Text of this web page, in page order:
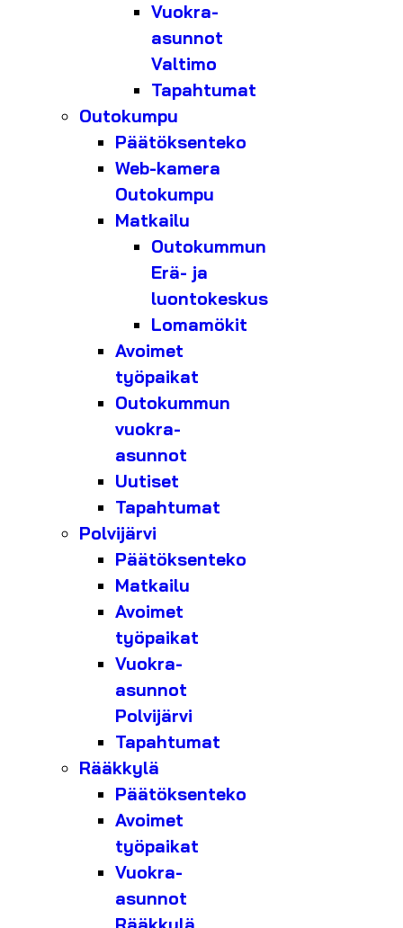
Vuokra-
asunnot
Valtimo
Tapahtumat
Outokumpu
Päätöksenteko
Web-kamera
Outokumpu
Matkailu
Outokummun
Erä- ja
luontokeskus
Lomamökit
Avoimet
työpaikat
Outokummun
vuokra-
asunnot
Uutiset
Tapahtumat
Polvijärvi
Päätöksenteko
Matkailu
Avoimet
työpaikat
Vuokra-
asunnot
Polvijärvi
Tapahtumat
Rääkkylä
Päätöksenteko
Avoimet
työpaikat
Vuokra-
asunnot